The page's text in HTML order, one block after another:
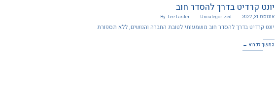
יונט קרדיט בדרך להסדר חוב
אוגוסט 31, 2022 Uncategorized
By: Lee Laster
יונט קרדיט בדרך להסדר חוב משמעותי לטובת החברה והנושים, ללא תספורת
המשך לקרוא ←